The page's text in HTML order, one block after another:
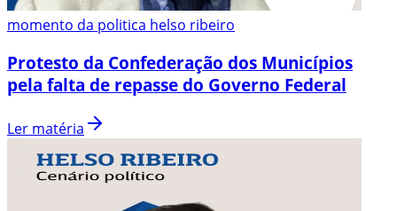
momento da politica helso ribeiro
Protesto da Confederação dos Municípios
pela falta de repasse do Governo Federal
Ler matéria